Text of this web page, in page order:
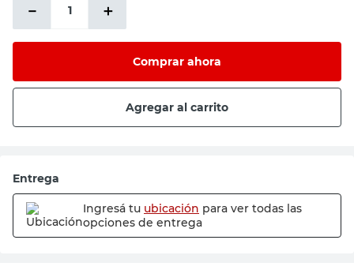
＋
－
Comprar ahora
Agregar al carrito
Entrega
Ingresá tu ubicación para ver todas las
opciones de entrega